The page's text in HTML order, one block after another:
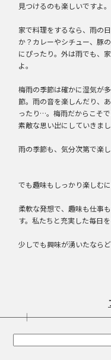
見つけるのも楽しいですよ。
家で料理をするなら、雨の
か？カレーやシチュー、豚
にぴったり。外は雨でも、
よ。
梅雨の季節は確かに湿気が
節。雨の音を楽しんだり、
ったり…。梅雨だからこそ
素敵な思い出にしていきまし
雨の季節も、気分次第で楽
でも趣味もしっかり楽しむ
柔軟な発想で、趣味も仕事
す。私たちと充実した毎日
少しでも興味が湧いたなら